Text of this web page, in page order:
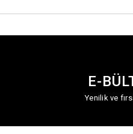
E-
Yenilik ve